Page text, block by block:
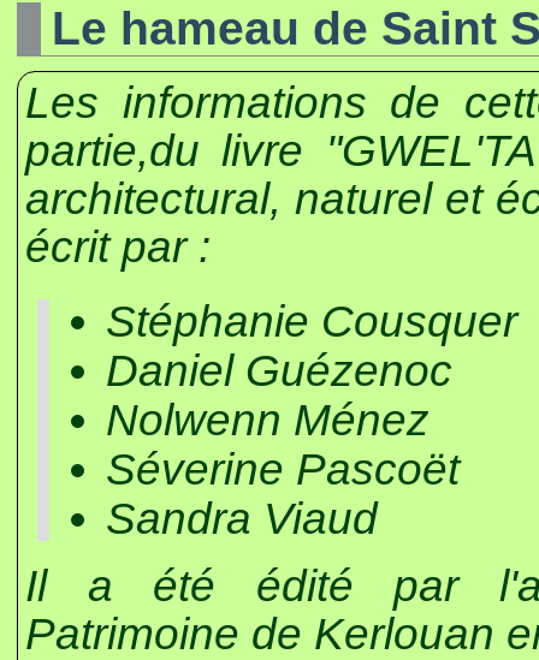
Le hameau de Saint
Les informations de
partie,du livre
architectural, naturel et
écrit par :
Stéphanie Cousquer
Daniel Guézenoc
Nolwenn Ménez
Séverine Pascoët
Sandra Viaud
Il a été édité par
Patrimoine de Kerlouan